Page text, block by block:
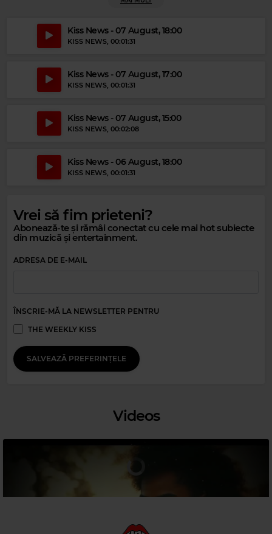
Magic Gold
YOUR LATEST TRICK
Kiss News - 07 August, 18:00
KISS NEWS, 00:01:31
Kiss News - 07 August, 17:00
KISS NEWS, 00:01:31
Kiss News - 07 August, 15:00
KISS NEWS, 00:02:08
Kiss News - 06 August, 18:00
KISS NEWS, 00:01:31
Vrei să fim prieteni?
Abonează-te și rămâi conectat cu cele mai hot subiecte
din muzică și entertainment.
ADRESA DE E-MAIL
ÎNSCRIE-MĂ LA NEWSLETTER PENTRU
THE WEEKLY KISS
SALVEAZĂ PREFERINȚELE
Videos